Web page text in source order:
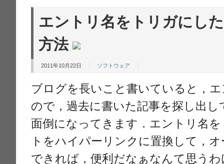
エントリ名をトリガにし
方法
2011年10月22日 ソフトウェア
ブログを長いこと書いていると，
ので，過去に書いた記事を探し出
面倒になってきます．エントリ名
トをハイパーリンクに置換して，
できれば，便利だなぁなんて思う